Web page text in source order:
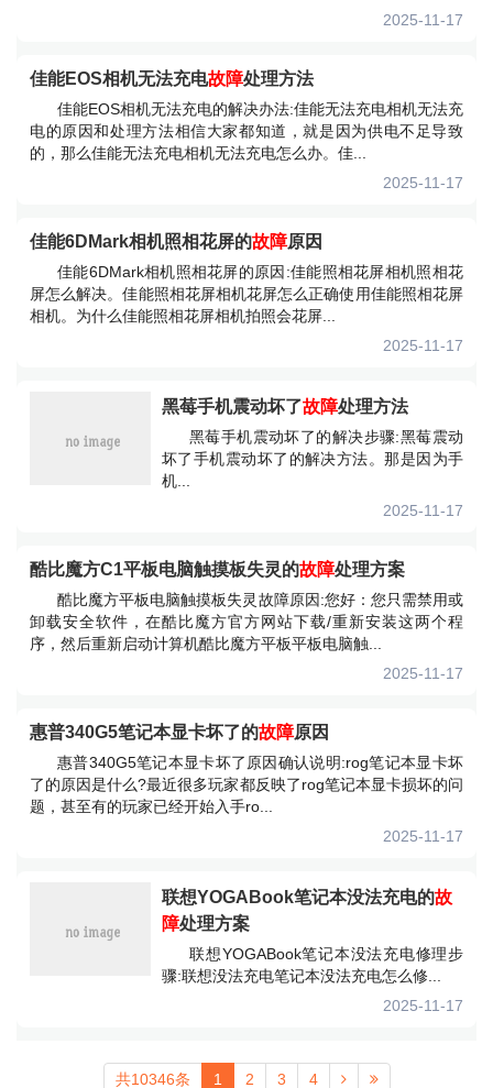
2025-11-17
佳能EOS相机无法充电故障处理方法
佳能EOS相机无法充电的解决办法:佳能无法充电相机无法充
电的原因和处理方法相信大家都知道，就是因为供电不足导致
的，那么佳能无法充电相机无法充电怎么办。佳...
2025-11-17
佳能6DMark相机照相花屏的故障原因
佳能6DMark相机照相花屏的原因:佳能照相花屏相机照相花
屏怎么解决。佳能照相花屏相机花屏怎么正确使用佳能照相花屏
相机。为什么佳能照相花屏相机拍照会花屏...
2025-11-17
黑莓手机震动坏了故障处理方法
黑莓手机震动坏了的解决步骤:黑莓震动
坏了手机震动坏了的解决方法。那是因为手
机...
2025-11-17
酷比魔方C1平板电脑触摸板失灵的故障处理方案
酷比魔方平板电脑触摸板失灵故障原因:您好：您只需禁用或
卸载安全软件，在酷比魔方官方网站下载/重新安装这两个程
序，然后重新启动计算机酷比魔方平板平板电脑触...
2025-11-17
惠普340G5笔记本显卡坏了的故障原因
惠普340G5笔记本显卡坏了原因确认说明:rog笔记本显卡坏
了的原因是什么?最近很多玩家都反映了rog笔记本显卡损坏的问
题，甚至有的玩家已经开始入手ro...
2025-11-17
联想YOGABook笔记本没法充电的故
障处理方案
联想YOGABook笔记本没法充电修理步
骤:联想没法充电笔记本没法充电怎么修...
2025-11-17
共10346条 1 2 3 4